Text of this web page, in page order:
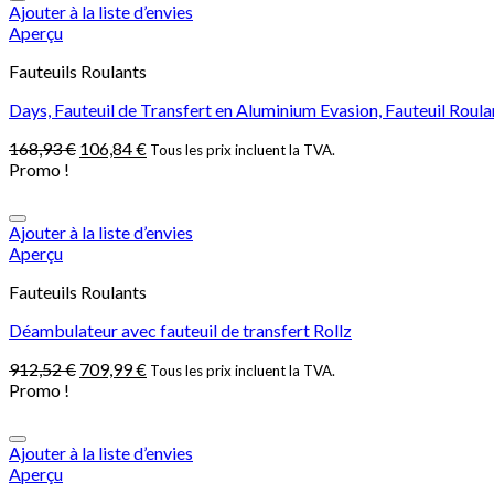
Ajouter à la liste d’envies
Aperçu
Fauteuils Roulants
Days, Fauteuil de Transfert en Aluminium Evasion, Fauteuil
168,93€ 106,84€ Tous les prix incluent la TVA.
Promo !
Ajouter à la liste d’envies
Aperçu
Fauteuils Roulants
Déambulateur avec fauteuil de transfert Rollz
912,52€ 709,99€ Tous les prix incluent la TVA.
Promo !
Ajouter à la liste d’envies
Aperçu